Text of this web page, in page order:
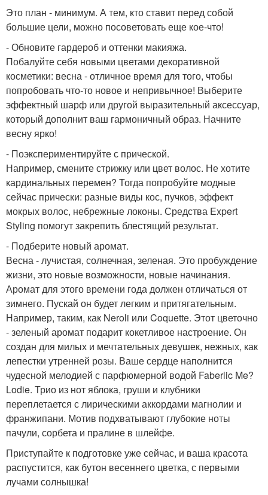
Это план - минимум. А тем, кто ставит перед собой
большие цели, можно посоветовать еще кое-что!
- Обновите гардероб и оттенки макияжа.
Побалуйте себя новыми цветами декоративной
косметики: весна - отличное время для того, чтобы
попробовать что-то новое и непривычное! Выберите
эффектный шарф или другой выразительный аксессуар,
который дополнит ваш гармоничный образ. Начните
весну ярко!
- Поэкспериментируйте с прической.
Например, смените стрижку или цвет волос. Не хотите
кардинальных перемен? Тогда попробуйте модные
сейчас прически: разные виды кос, пучков, эффект
мокрых волос, небрежные локоны. Средства Expert
Styling помогут закрепить блестящий результат.
- Подберите новый аромат.
Весна - лучистая, солнечная, зеленая. Это пробуждение
жизни, это новые возможности, новые начинания.
Аромат для этого времени года должен отличаться от
зимнего. Пускай он будет легким и притягательным.
Например, таким, как Neroli или Coquette. Этот цветочно
- зеленый аромат подарит кокетливое настроение. Он
создан для милых и мечтательных девушек, нежных, как
лепестки утренней розы. Ваше сердце наполнится
чудесной мелодией с парфюмерной водой Faberlic Me?
Lodie. Трио из нот яблока, груши и клубники
переплетается с лирическими аккордами магнолии и
франжипани. Мотив подхватывают глубокие ноты
пачули, сорбета и пралине в шлейфе.
Приступайте к подготовке уже сейчас, и ваша красота
распустится, как бутон весеннего цветка, с первыми
лучами солнышка!